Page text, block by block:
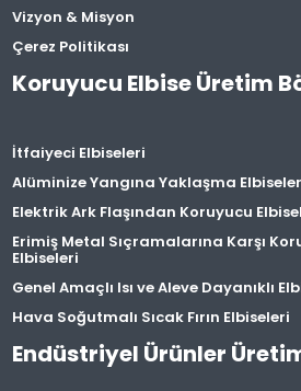
Vizyon & Misyon
Çerez Politikası
Koruyucu Elbise Üretim
İtfaiyeci Elbiseleri
Alüminize Yangına Yaklaşma
Elektrik Ark Flaşından Koruyucu
Erimiş Metal Sıçramalarına Karşı
Elbiseleri
Genel Amaçlı Isı ve Aleve Dayanıklı
Hava Soğutmalı Sıcak Fırın Elbiseleri
Endüstriyel Ürünler